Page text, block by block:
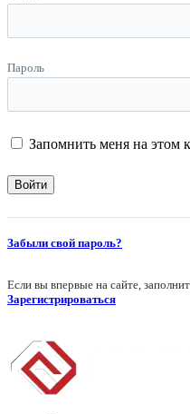
Пароль
Запомнить меня на этом
Забыли свой пароль?
Если вы впервые на сайте,
Зарегистрироваться